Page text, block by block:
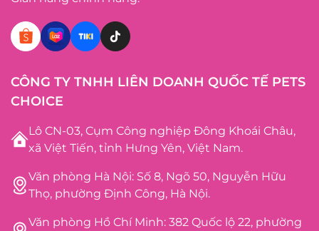
CÔNG TY TNHH LIÊN DOANH QUỐC TẾ PETS
CHOICE
Lô CN-03, Cụm Công nghiệp Đông Khoái Châu,
xã Việt Tiến, tỉnh Hưng Yên, Việt Nam.
Văn phòng Hà Nội: Số 8, Ngõ 50, Nguyễn Hữu
Thọ, phường Định Công, Hà Nội.
Văn phòng Hồ Chí Minh: 382 Quốc lộ 22, phường